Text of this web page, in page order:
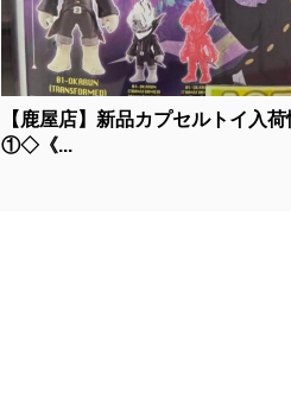
【鹿屋店】新品カプセルトイ入荷
①◇《...